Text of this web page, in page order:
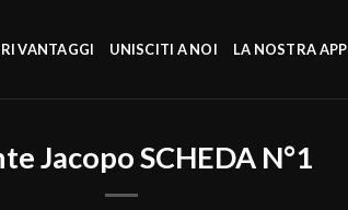
VANTAGGI UNISCITI A NOI LA NOSTRA APP
Jacopo SCHEDA N°1